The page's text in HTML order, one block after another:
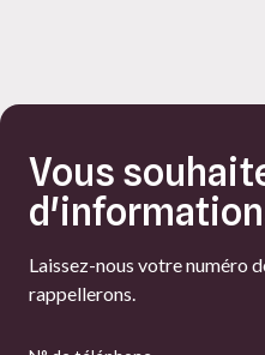
Vous
Laissez-nous votre numéro
rappellerons.